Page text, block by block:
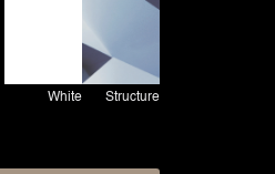
Structure
White